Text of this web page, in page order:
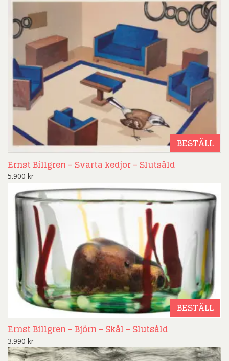
BESTÄLL
Ernst Billgren – Svarta kedjor – Slutsåld
5.900 kr
BESTÄLL
Ernst Billgren – Björn – Skål – Slutsåld
3.990 kr